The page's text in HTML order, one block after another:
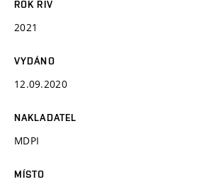
ROK RIV
2021
VYDÁNO
12.09.2020
NAKLADATEL
MDPI
MÍSTO